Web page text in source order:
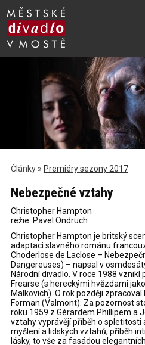
Články » Premiéry sezony 2017
Nebezpečné vztahy
Christopher Hampton
režie: Pavel Ondruch
Christopher Hampton je britský
adaptaci slavného románu
Choderlose de Laclose –
Dangereuses) – napsal v
Národní divadlo. V roce 1988
Frearse (s hereckými hvězdami
Malkovich). O rok později
Forman (Valmont). Za pozornost
roku 1959 z Gérardem Phillipem a
vztahy vyprávějí příběh o spletitosti
myšlení a lidských vztahů, příběh
lásky, to vše za fasádou